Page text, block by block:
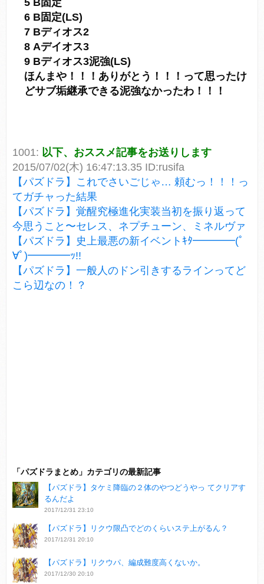
5 B固定
6 B固定(LS)
7 Bディオス2
8 Aデイオス3
9 Bディオス3泥強(LS)
ほんまや！！！ありがとう！！！って思ったけ
どサブ垢継承できる泥強なかったわ！！！
1001: 以下、おススメ記事をお送りします
2015/07/02(木) 16:47:13.35 ID:rusifa
【パズドラ】これでさいごじゃ… 頼むっ！！！っ
てガチャった結果
【パズドラ】覚醒究極進化実装当初を振り返って
今思うこと〜セレス、ネプチューン、ミネルヴァ
【パズドラ】史上最悪の新イベントｷﾀ━━━━(ﾟ
∀ﾟ)━━━━ｯ!!
【パズドラ】一般人のドン引きするラインってど
こら辺なの！？
「パズドラまとめ」カテゴリの最新記事
【パズドラ】タケミ降臨の２体のやつどうやっ てクリアす
るんだよ
2017/12/31 23:10
【パズドラ】リクウ限凸でどのくらいステ上がるん？
2017/12/31 20:10
【パズドラ】リクウパ、編成難度高くないか。
2017/12/30 20:10